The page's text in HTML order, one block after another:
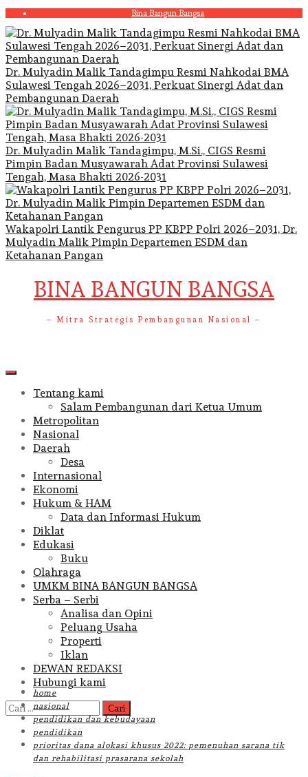
Skip
to
content
Bina Bangun Bangsa
Dr. Mulyadin Malik Tandagimpu Resmi Nahkodai BMA
Sulawesi Tengah 2026–2031, Perkuat Sinergi Adat dan
Pembangunan Daerah
Dr. Mulyadin Malik Tandagimpu, M.Si., CIGS Resmi
Pimpin Badan Musyawarah Adat Provinsi Sulawesi
Tengah, Masa Bhakti 2026-2031
Wakapolri Lantik Pengurus PP KBPP Polri 2026–2031, Dr.
Mulyadin Malik Pimpin Departemen ESDM dan
Ketahanan Pangan
BINA BANGUN BANGSA
– Mitra Strategis Pembangunan Nasional –
Primary
Tentang kami
Salam Pembangunan dari Ketua Umum
Metropolitan
Nasional
Daerah
Desa
Internasional
Ekonomi
Hukum & HAM
Data dan Informasi Hukum
Diklat
Edukasi
Buku
Olahraga
UMKM BINA BANGUN BANGSA
Serba – Serbi
Analisa dan Opini
Peluang Usaha
Properti
Iklan
DEWAN REDAKSI
Hubungi kami
Cari
untuk:
home
nasional
pendidikan dan kebudayaan
pendidikan
prioritas dana alokasi khusus 2022: pemenuhan sarana tik
dan rehabilitasi prasarana sekolah